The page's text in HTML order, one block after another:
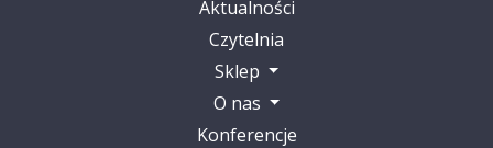
Aktualności
Czytelnia
Sklep
O nas
Konferencje